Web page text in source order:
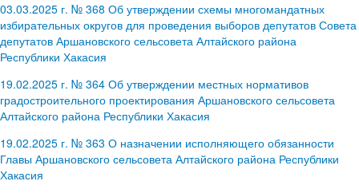
03.03.2025 г. № 368 Об утверждении схемы многомандатных
избирательных округов для проведения выборов депутатов Совета
депутатов Аршановского сельсовета Алтайского района
Республики Хакасия
19.02.2025 г. № 364 Об утверждении местных нормативов
градостроительного проектирования Аршановского сельсовета
Алтайского района Республики Хакасия
19.02.2025 г. № 363 О назначении исполняющего обязанности
Главы Аршановского сельсовета Алтайского района Республики
Хакасия